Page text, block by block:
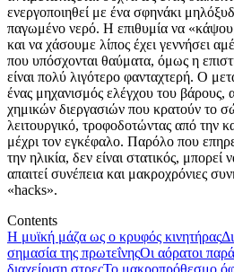
ενεργοποιηθεί με ένα σφηνάκι
παγωμένο νερό. Η επιθυμία να
και να χάσουμε λίπος έχει γεννήσει
που υπόσχονται θαύματα, όμως η
είναι πολύ λιγότερο φανταχτερή. Ο
ένας μηχανισμός ελέγχου του
χημικών διεργασιών που κρατούν το
λειτουργικό, τροφοδοτώντας από την
μέχρι τον εγκέφαλο. Παρόλο που
την ηλικία, δεν είναι στατικός,
απαιτεί συνέπεια και μακροχρόνιες
«hacks».
Contents
Η μυϊκή μάζα ως ο κρυφός κινητήρας
σημασία της πρωτεΐνηςΟι αόρατοι
διαχείριση στρεςΤο μακροπρόθεσμο